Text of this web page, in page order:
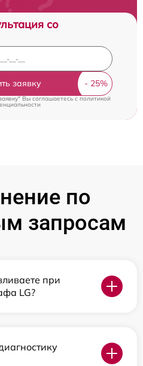
со
заявку
Вы соглашаетесь cполитикой
по
запросам
при
LG?